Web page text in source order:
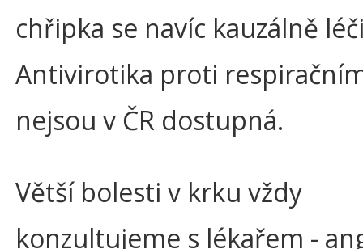
chřipka se navíc kauzálně
Antivirotika proti
nejsou v ČR dostupná.
Větší bolesti v krku vždy
konzultujeme s lékařem -